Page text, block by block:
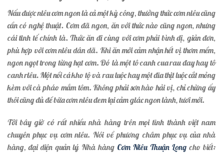
Nấu được niêu cơm ngon là cả một kỳ công, thưởng thức cơm niêu cũng
cần có nghệ thuật. Cơm đã ngon, ăn với thức nào cũng ngon, nhưng
cái tinh tế chính là. Thức ăn đi cùng với cơm phải bình dị, giản đơn,
phù hợp với cơm niêu dân dã. Khi ăn mới cảm nhận hết vị thơm mềm,
ngon ngọt trong từng hạt cơm. Đó là một tô canh cua rau đay hay tô
canh riêu. Một nồi cá kho tộ và rau luộc hay một đĩa thịt luộc cắt mỏng
kèm với cà pháo mắm tôm. Không phải sơn hào hải vị, chỉ chừng ấy
thôi cũng đủ để bữa cơm niêu đem lại cảm giác ngon lành, tươi mới.
Tới bây giờ có rất nhiều nhà hàng trên mọi tĩnh thành việt nam
chuyên phục vụ cơm niêu. Nói về phương châm phục vụ của nhà
hàng, đại diện quản lý Nhà hàng Cơm Niêu Thuận Longcho biết: